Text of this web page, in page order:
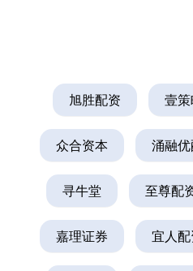
旭胜配资 壹
众合资本 涌融
寻牛堂 至尊配
嘉理证券 宜人